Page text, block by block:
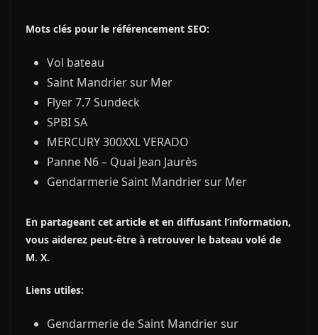
Mots clés pour le référencement SEO:
Vol bateau
Saint Mandrier sur Mer
Flyer 7.7 Sundeck
SPBI SA
MERCURY 300XXL VERADO
Panne N6 – Quai Jean Jaurès
Gendarmerie Saint Mandrier sur Mer
En partageant cet article et en diffusant l’information,
vous aiderez peut-être à retrouver le bateau volé de
M. X.
Liens utiles:
Gendarmerie de Saint Mandrier sur